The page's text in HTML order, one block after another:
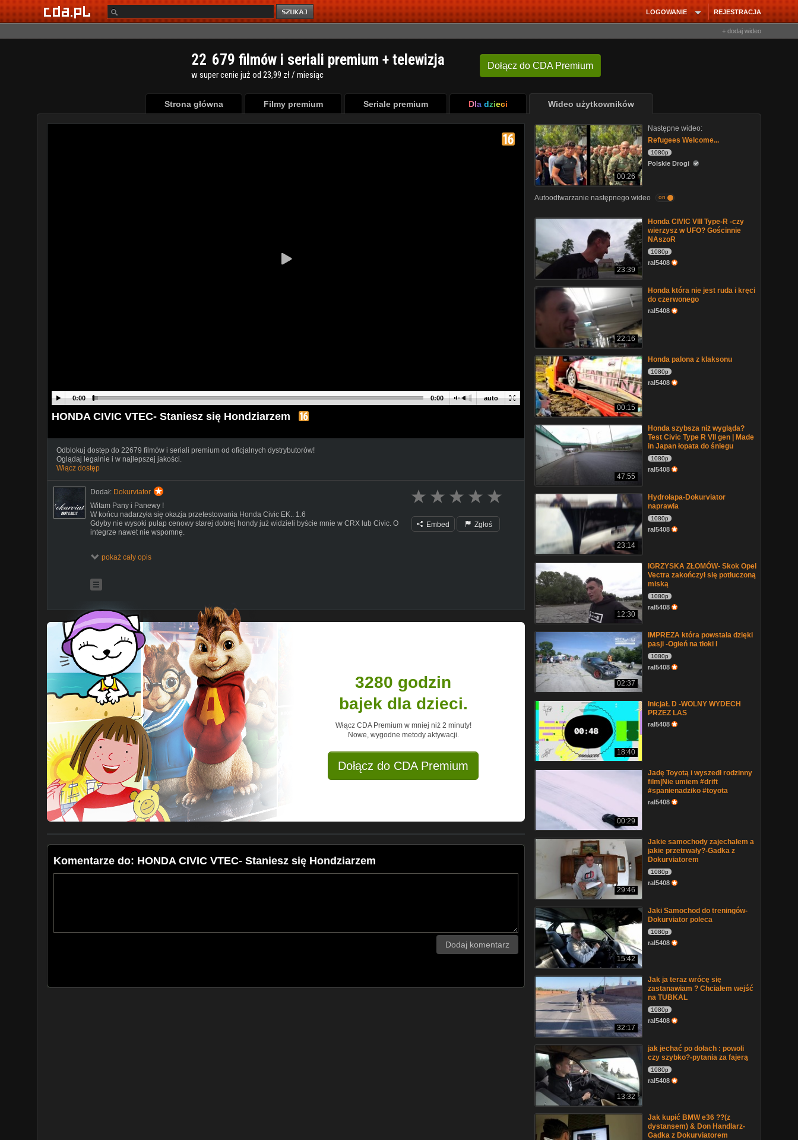
REJESTRACJA
LOGOWANIE
+ dodaj wideo
Dołącz do CDA Premium
22 679 filmów i seriali premium + telewizja
w super cenie już od 23,99 zł / miesiąc
Strona główna Filmy premium Seriale premium Dla dzieci Wideo użytkowników
auto
0:00 0:00
HONDA CIVIC VTEC- Staniesz się Hondziarzem
Odblokuj dostęp do 22679 filmów i seriali premium od oficjalnych dystrybutorów!
Oglądaj legalnie i w najlepszej jakości.
Włącz dostęp
Dodał: Dokurviator
Witam Pany i Panewy !
W końcu nadarzyła się okazja przetestowania Honda Civic EK.. 1.6
Gdyby nie wysoki pułap cenowy starej dobrej hondy już widzieli byście mnie w CRX lub Civic. O
integrze nawet nie wspomnę.
wyszukaj kod dkt5699 w Temu, aby odebrać)
Ładowanie akumulatora samochodowego 74,70złhttps://temu.to/m/eacmofxdekx
Gwiazdkowe nocne światło 76,99złhttps://temu.to/m/e50xn6yqyh5
Świecąca nasadka trzonka zaworu 3,78złhttps://temu.to/m/ejowtdtoeq5
Wielofunkcyjna mata antypoślizgowa do samochodu 22,32zł
Casualowa torba na klatkę piersiową na zewnątrz 14,99zł
Szczotka do czyszczenia szyb samochodowych 14,40zł
Zabawkowy model obracający się na niebiańskiej orbicie 34,20zł
Lampa z kryształowej kuli 35,29złhttps://temu.to/m/e3inzco0h9f
Obracający się metalowy żyroskop 7,19złhttps://temu.to/m/enyhhvp0gka
Piłka do balansowania kołyski Newtona 41,49zł https://temu.to/m/e1d78bw04z7
Zestaw zabawek z przenośnym mikroskopem naukowym dla dzieci 50,49zł
https://temu.to/m/e36npcddqe4
Osłona przedniej szyby samochodu 13,01złhttps://temu.to/m/es7l34f1f2h
Budowa toru :https://zrzutka.pl/7rajt4
insta:https://www.instagram.com/dokurviator_panewa/
FB:https://www.facebook.com/dokurviator
TikTakhttps://www.tiktok.com/@___dokurviator___
pokaż cały opis
Embed Zgłoś
3280 godzin
bajek dla dzieci.
Włącz CDA Premium w mniej niż 2 minuty!
Nowe, wygodne metody aktywacji.
Dołącz do CDA Premium
Komentarze do: HONDA CIVIC VTEC- Staniesz się Hondziarzem
Dodaj komentarz
00:26
Następne wideo:
Refugees Welcome...
1080p
Polskie Drogi
Autoodtwarzanie następnego wideo on
23:39
Honda CIVIC VIII Type-R -czy
wierzysz w UFO? Gościnnie
NAszoR
1080p
ral5408
22:16
Honda która nie jest ruda i kręci
do czerwonego
ral5408
00:15
Honda palona z klaksonu
1080p
ral5408
47:55
Honda szybsza niż wygląda?
Test Civic Type R VII gen | Made
in Japan łopata do śniegu
1080p
ral5408
23:14
Hydrołapa-Dokurviator
naprawia
1080p
ral5408
12:30
IGRZYSKA ZŁOMÓW- Skok Opel
Vectra zakończył się potłuczoną
miską
1080p
ral5408
02:37
IMPREZA która powstała dzięki
pasji -Ogień na tłoki I
1080p
ral5408
18:40
InicjaŁ D -WOLNY WYDECH
PRZEZ LAS
ral5408
00:29
Jadę Toyotą i wyszedł rodzinny
film|Nie umiem #drift
#spanienadziko #toyota
ral5408
29:46
Jakie samochody zajechałem a
jakie przetrwały?-Gadka z
Dokurviatorem
1080p
ral5408
15:42
Jaki Samochod do treningów-
Dokurviator poleca
1080p
ral5408
32:17
Jak ja teraz wrócę się
zastanawiam ? Chciałem wejść
na TUBKAL
1080p
ral5408
13:32
jak jechać po dołach : powoli
czy szybko?-pytania za fajerą
1080p
ral5408
Jak kupić BMW e36 ??(z
dystansem) & Don Handlarz-
Gadka z Dokurviatorem